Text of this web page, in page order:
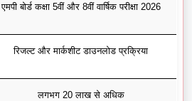
एमपी बोर्ड कक्षा 5वीं और 8वीं वार्षिक परीक्षा 2026
रिजल्ट और मार्कशीट डाउनलोड प्रक्रिया
लगभग 20 लाख से अधिक